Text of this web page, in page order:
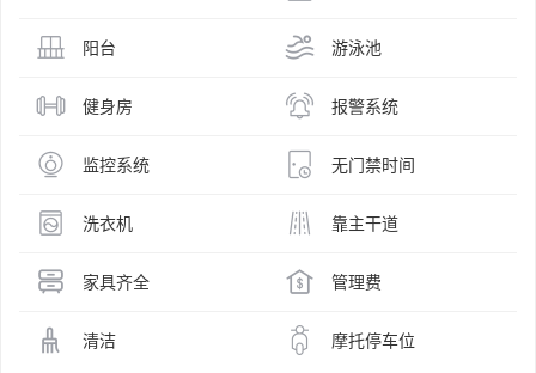
阳台 游泳池
健身房 报警系统
监控系统 无门禁时间
洗衣机 靠主干道
家具齐全 管理费
清洁 摩托停车位